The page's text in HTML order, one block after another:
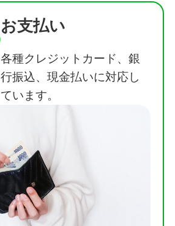
お支払い
各種クレジットカード、銀
行振込、現金払いに対応し
ています。